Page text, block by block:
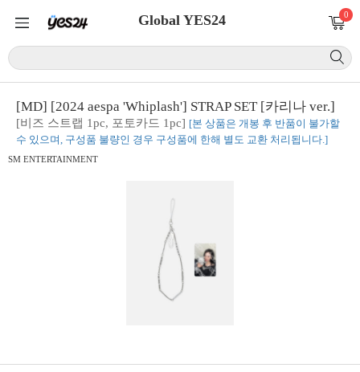
Global YES24 0
[MD] [2024 aespa 'Whiplash'] STRAP SET [카리나 ver.]
[비즈 스트랩 1pc, 포토카드 1pc] [본 상품은 개봉 후 반품이 불가할
수 있으며, 구성품 불량인 경우 구성품에 한해 별도 교환 처리됩니다.]
SM ENTERTAINMENT